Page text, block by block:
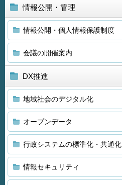
情報公開・管理
情報公開・個人情報保護制度
会議の開催案内
DX推進
地域社会のデジタル化
オープンデータ
行政システムの標準化・共通化
情報セキュリティ